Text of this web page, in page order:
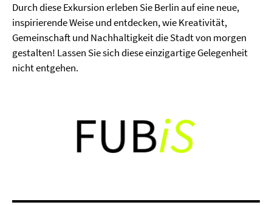
Durch diese Exkursion erleben Sie Berlin auf eine neue,
inspirierende Weise und entdecken, wie Kreativität,
Gemeinschaft und Nachhaltigkeit die Stadt von morgen
gestalten! Lassen Sie sich diese einzigartige Gelegenheit
nicht entgehen.